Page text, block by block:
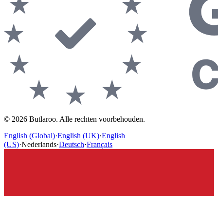
© 2026 Butlaroo. Alle rechten voorbehouden.
English (Global)·English (UK)·English
(US)·Nederlands·Deutsch·Français